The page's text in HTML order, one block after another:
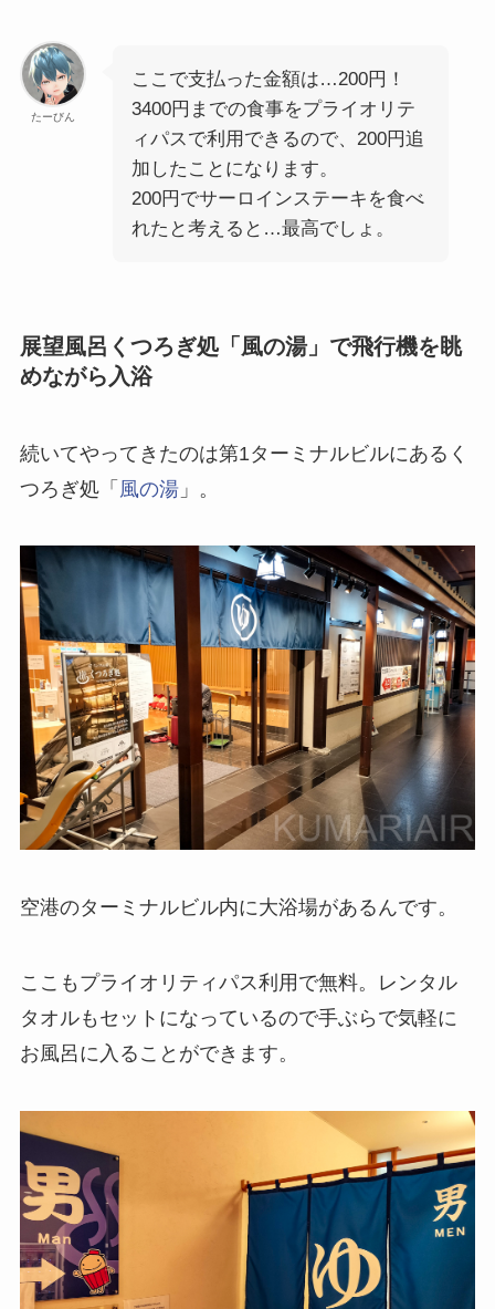
たーびん
ここで支払った金額は…200円！
3400円までの食事をプライオリテ
ィパスで利用できるので、200円追
加したことになります。
200円でサーロインステーキを食べ
れたと考えると…最高でしょ。
展望風呂くつろぎ処「風の湯」で飛行機を眺
めながら入浴
続いてやってきたのは第1ターミナルビルにあるく
つろぎ処「 風の湯」。
空港のターミナルビル内に大浴場があるんです。
ここもプライオリティパス利用で無料。レンタル
タオルもセットになっているので手ぶらで気軽に
お風呂に入ることができます。